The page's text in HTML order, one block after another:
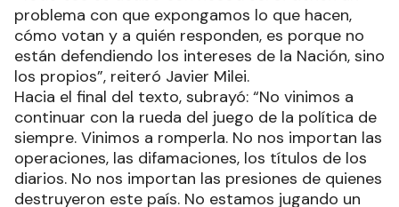
problema con que expongamos lo que hacen,
cómo votan y a quién responden, es porque no
están defendiendo los intereses de la Nación, sino
los propios”, reiteró Javier Milei.
Hacia el final del texto, subrayó: “No vinimos a
continuar con la rueda del juego de la política de
siempre. Vinimos a romperla. No nos importan las
operaciones, las difamaciones, los títulos de los
diarios. No nos importan las presiones de quienes
destruyeron este país. No estamos jugando un